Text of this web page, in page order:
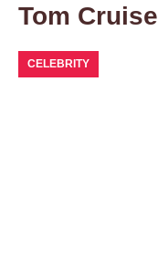
Tom Cruise
CELEBRITY